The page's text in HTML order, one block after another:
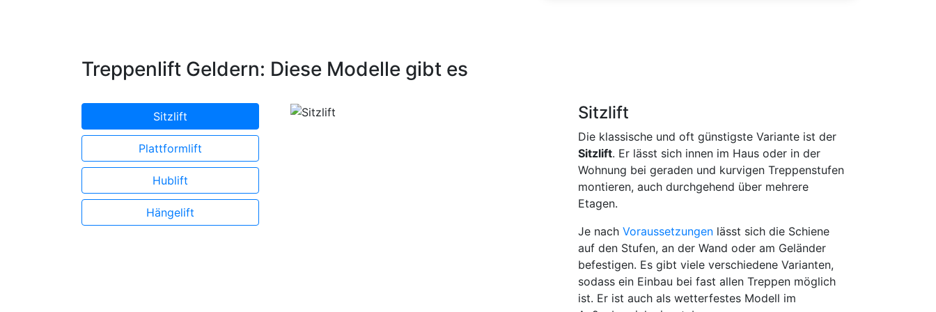
Treppenlift Geldern: Diese Modelle gibt es
Sitzlift
Plattformlift
Hublift
Hängelift
Sitzlift
Die klassische und oft günstigste Variante ist der
Sitzlift. Er lässt sich innen im Haus oder in der
Wohnung bei geraden und kurvigen Treppenstufen
montieren, auch durchgehend über mehrere
Etagen.
Je nach Voraussetzungenlässt sich die Schiene
auf den Stufen, an der Wand oder am Geländer
befestigen. Es gibt viele verschiedene Varianten,
sodass ein Einbau bei fast allen Treppen möglich
ist. Er ist auch als wetterfestes Modell im